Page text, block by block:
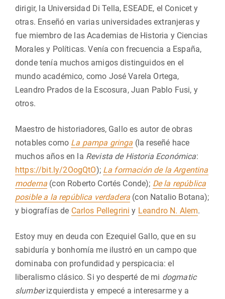
dirigir, la Universidad Di Tella, ESEADE, el Conicet y
otras. Enseñó en varias universidades extranjeras y
fue miembro de las Academias de Historia y Ciencias
Morales y Políticas. Venía con frecuencia a España,
donde tenía muchos amigos distinguidos en el
mundo académico, como José Varela Ortega,
Leandro Prados de la Escosura, Juan Pablo Fusi, y
otros.
Maestro de historiadores, Gallo es autor de obras
notables como La pampa gringa (la reseñé hace
muchos años en la Revista de Historia Económica:
https://bit.ly/2OogQtO); La formación de la Argentina
moderna (con Roberto Cortés Conde); De la república
posible a la república verdadera (con Natalio Botana);
y biografías de Carlos Pellegrini y Leandro N. Alem.
Estoy muy en deuda con Ezequiel Gallo, que en su
sabiduría y bonhomía me ilustró en un campo que
dominaba con profundidad y perspicacia: el
liberalismo clásico. Si yo desperté de mi dogmatic
slumberizquierdista y empecé a interesarme y a